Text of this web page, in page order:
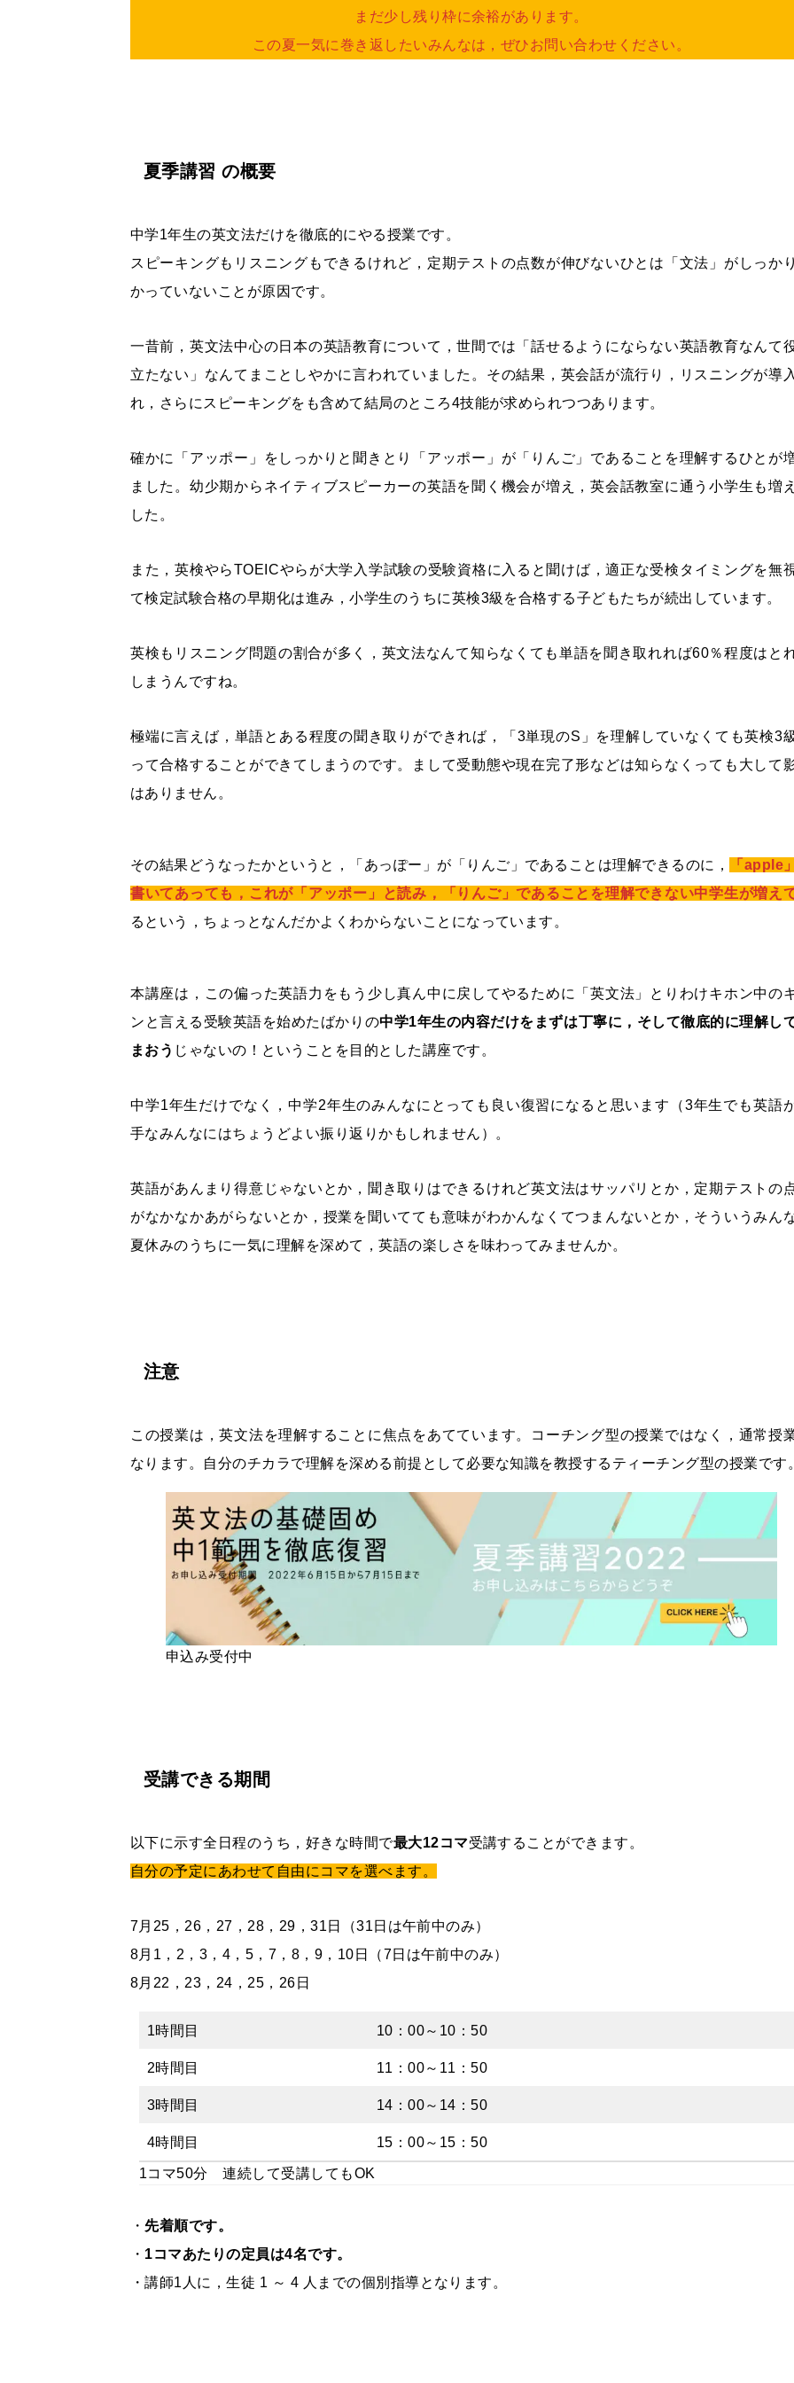
まだ少し残り枠に余裕があります。
この夏一気に巻き返したいみんなは，ぜひお問い合わせください。
夏季講習 の概要
中学1年生の英文法だけを徹底的にやる授業です。
スピーキングもリスニングもできるけれど，定期テストの点数が伸びないひとは「文法」がしっか
かっていないことが原因です。
一昔前，英文法中心の日本の英語教育について，世間では「話せるようにならない英語教育なんて
立たない」なんてまことしやかに言われていました。その結果，英会話が流行り，リスニングが導
れ，さらにスピーキングをも含めて結局のところ4技能が求められつつあります。
確かに「アッポー」をしっかりと聞きとり「アッポー」が「りんご」であることを理解するひとが
ました。幼少期からネイティブスピーカーの英語を聞く機会が増え，英会話教室に通う小学生も増
した。
また，英検やらTOEICやらが大学入学試験の受験資格に入ると聞けば，適正な受検タイミングを無
て検定試験合格の早期化は進み，小学生のうちに英検3級を合格する子どもたちが続出しています。
英検もリスニング問題の割合が多く，英文法なんて知らなくても単語を聞き取れれば60％程度はと
しまうんですね。
極端に言えば，単語とある程度の聞き取りができれば，「3単現のS」を理解していなくても英検3
って合格することができてしまうのです。まして受動態や現在完了形などは知らなくっても大して
はありません。
その結果どうなったかというと，「あっぽー」が「りんご」であることは理解できるのに，
「apple
書いてあっても，これが「アッポー」と読み，「りんご」であることを理解できない中学生が増え
るという，ちょっとなんだかよくわからないことになっています。
本講座は，この偏った英語力をもう少し真ん中に戻してやるために「英文法」とりわけキホン中の
ンと言える受験英語を始めたばかりの中学1年生の内容だけをまずは丁寧に，そして徹底的に理解し
まおう じゃないの！ということを目的とした講座です。
中学1年生だけでなく，中学2年生のみんなにとっても良い復習になると思います（3年生でも英語
手なみんなにはちょうどよい振り返りかもしれません）。
英語があんまり得意じゃないとか，聞き取りはできるけれど英文法はサッパリとか，定期テストの
がなかなかあがらないとか，授業を聞いてても意味がわかんなくてつまんないとか，そういうみん
夏休みのうちに一気に理解を深めて，英語の楽しさを味わってみませんか。
注意
この授業は，英文法を理解することに焦点をあてています。コーチング型の授業ではなく，通常授
なります。自分のチカラで理解を深める前提として必要な知識を教授するティーチング型の授業です。
申込み受付中
受講できる期間
以下に示す全日程のうち，好きな時間で最大12コマ受講することができます。
自分の予定にあわせて自由にコマを選べます。
7月25，26，27，28，29，31日（31日は午前中のみ）
8月1，2，3，4，5，7，8，9，10日（7日は午前中のみ）
8月22，23，24，25，26日
1時間目 10：00～10：50
2時間目 11：00～11：50
3時間目 14：00～14：50
4時間目 15：00～15：50
1コマ50分 連続して受講してもOK
・先着順です。
・ 1コマあたりの定員は4名です。
・講師1人に，生徒 1 ～ 4 人までの個別指導となります。